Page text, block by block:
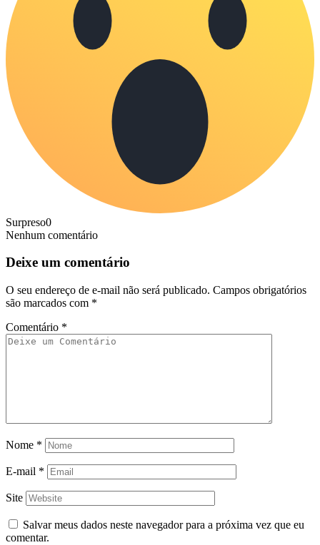
Surpreso0
Nenhum comentário
Deixe um comentário
O seu endereço de e-mail não será publicado. Campos obrigatórios
são marcados com *
Comentário *
Nome *
E-mail *
Site
Salvar meus dados neste navegador para a próxima vez que eu
comentar.